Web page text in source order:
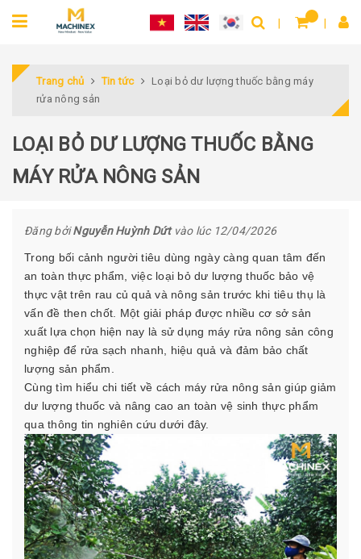
Trang chủ Tin tức
Loại bỏ dư lượng thuốc bằng máy
rửa nông sản
LOẠI BỎ DƯ LƯỢNG THUỐC BẰNG
MÁY RỬA NÔNG SẢN
Đăng bởiNguyễn Huỳnh Dứtvào lúc 12/04/2026
Trong bối cảnh người tiêu dùng ngày càng quan tâm đến
an toàn thực phẩm, việc loại bỏ dư lượng thuốc bảo vệ
thực vật trên rau củ quả và nông sản trước khi tiêu thụ là
vấn đề then chốt. Một giải pháp được nhiều cơ sở sản
xuất lựa chọn hiện nay là sử dụng máy rửa nông sản công
nghiệp để rửa sạch nhanh, hiệu quả và đảm bảo chất
lượng sản phẩm.
Cùng tìm hiểu chi tiết về cách máy rửa nông sản giúp giảm
dư lượng thuốc và nâng cao an toàn vệ sinh thực phẩm
qua thông tin nghiên cứu dưới đây.